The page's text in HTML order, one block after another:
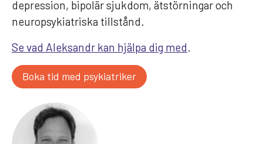
depression, bipolär sjukdom, ätstörningar och
neuropsykiatriska tillstånd.
Se vad Aleksandr kan hjälpa dig med.
Boka tid med psykiatriker